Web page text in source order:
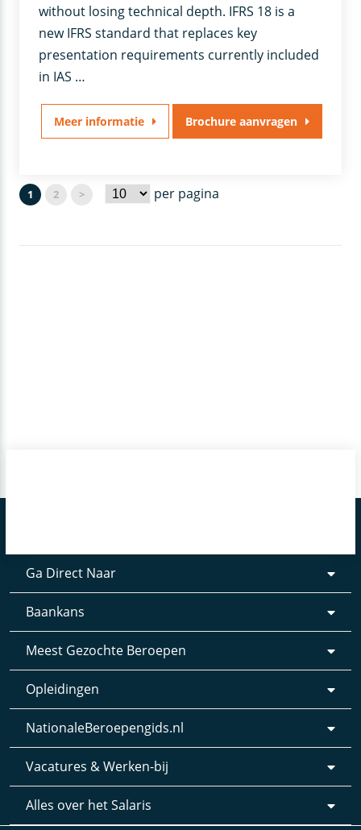
without losing technical depth. IFRS 18 is a
new IFRS standard that replaces key
presentation requirements currently included
in IAS …
Meer informatie Brochure aanvragen
1 2 > per pagina
Ga Direct Naar
Baankans
Meest Gezochte Beroepen
Opleidingen
NationaleBeroepengids.nl
Vacatures & Werken-bij
Alles over het Salaris